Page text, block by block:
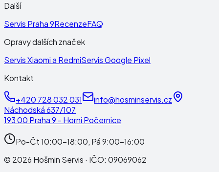
Další
Servis Praha 9RecenzeFAQ
Opravy dalších značek
Servis Xiaomi a RedmiServis Google Pixel
Kontakt
+420 728 032 031
info@hosminservis.cz
Náchodská 637/107
193 00 Praha 9 - Horní Počernice
Po-Čt 10:00-18:00, Pá 9:00-16:00
© 2026 Hošmin Servis · IČO: 09069062